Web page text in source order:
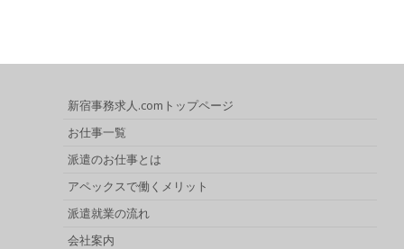
新宿事務求人.comトップページ
お仕事一覧
派遣のお仕事とは
アペックスで働くメリット
派遣就業の流れ
会社案内